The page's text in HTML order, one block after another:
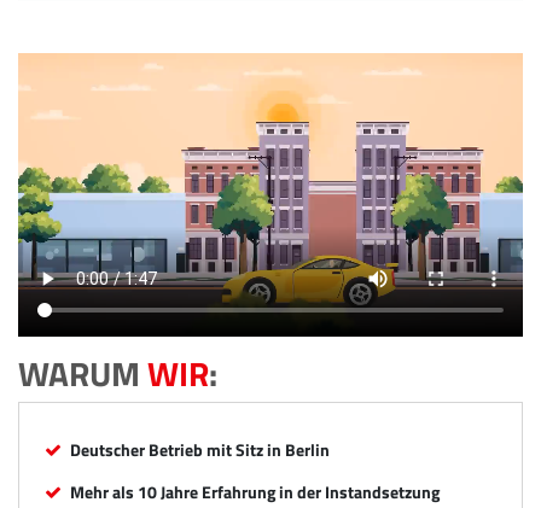
WARUMWIR:
Deutscher Betrieb mit Sitz in Berlin
Mehr als 10 Jahre Erfahrung in der Instandsetzung